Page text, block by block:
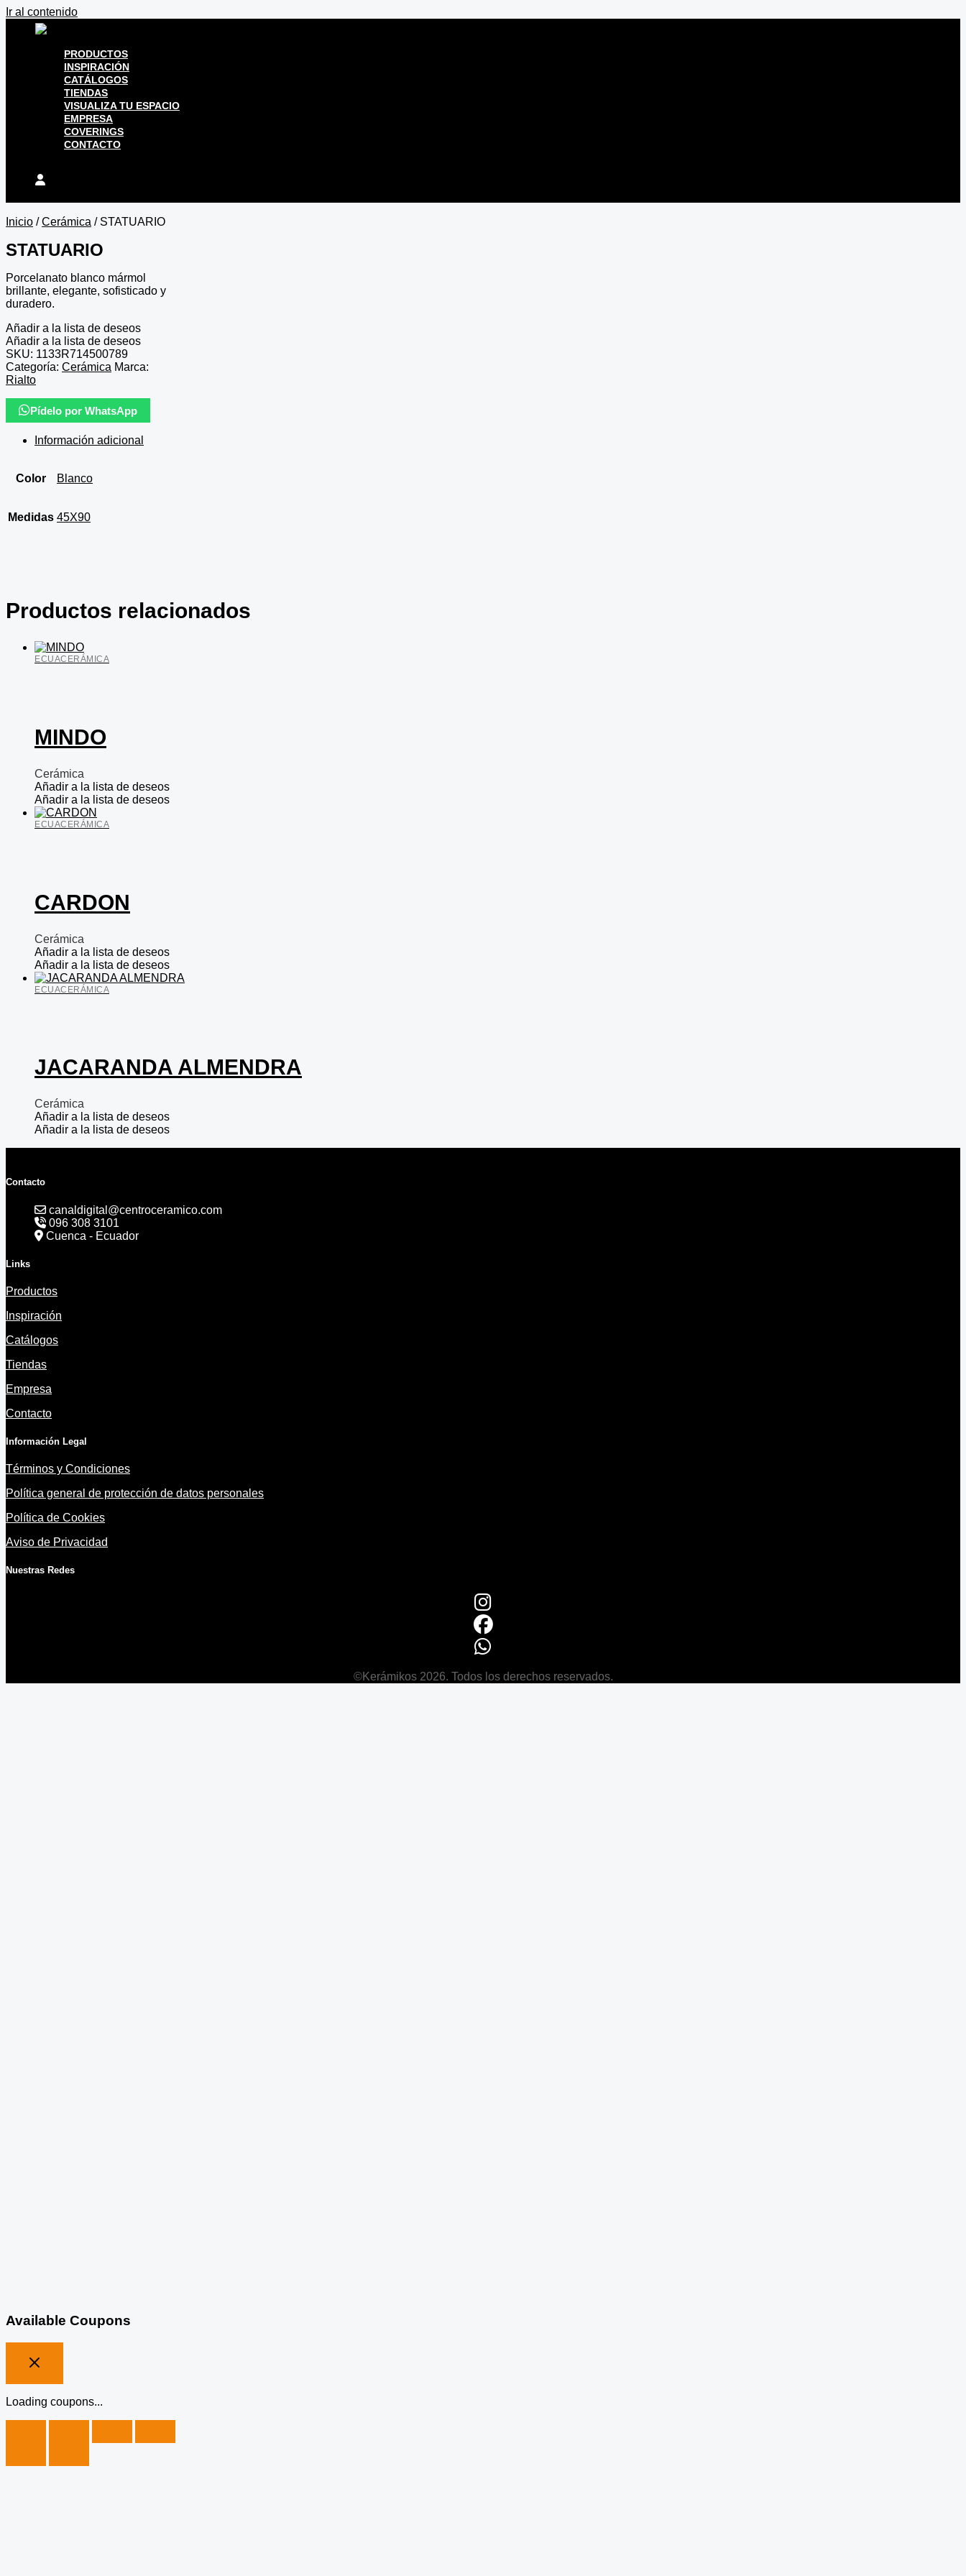
Ir al contenido
PRODUCTOS
INSPIRACIÓN
CATÁLOGOS
TIENDAS
VISUALIZA TU ESPACIO
EMPRESA
COVERINGS
CONTACTO
Inicio /Cerámica / STATUARIO
STATUARIO
Porcelanato blanco mármol
brillante, elegante, sofisticado y
duradero.
Añadir a la lista de deseos
Añadir a la lista de deseos
SKU: 1133R714500789
Categoría: Cerámica Marca:
Rialto
Pídelo por WhatsApp
Información adicional
Color Blanco
Medidas 45X90
Productos relacionados
ECUACERÁMICA
MINDO
Cerámica
Añadir a la lista de deseos
Añadir a la lista de deseos
ECUACERÁMICA
CARDON
Cerámica
Añadir a la lista de deseos
Añadir a la lista de deseos
ECUACERÁMICA
JACARANDA ALMENDRA
Cerámica
Añadir a la lista de deseos
Añadir a la lista de deseos
Contacto
canaldigital@centroceramico.com
096 308 3101
Cuenca - Ecuador
Links
Productos
Inspiración
Catálogos
Tiendas
Empresa
Contacto
Información Legal
Términos y Condiciones
Política general de protección de datos personales
Política de Cookies
Aviso de Privacidad
Nuestras Redes
©Kerámikos 2026. Todos los derechos reservados.
Available Coupons
Loading coupons...